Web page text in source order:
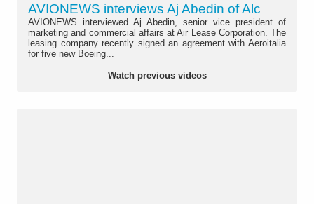
AVIONEWS interviews Aj Abedin of Alc
AVIONEWS interviewed Aj Abedin, senior vice president of
marketing and commercial affairs at Air Lease Corporation. The
leasing company recently signed an agreement with Aeroitalia
for five new Boeing...
Watch previous videos